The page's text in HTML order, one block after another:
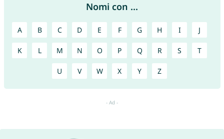
Nomi con ...
A B C D E F G H I J
K L M N O P Q R S T
U V W X Y Z